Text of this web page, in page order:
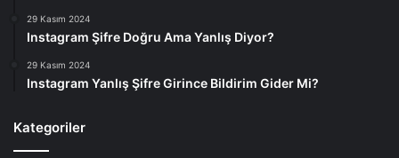
29 Kasım 2024
Instagram Şifre Doğru Ama Yanlış Diyor?
29 Kasım 2024
Instagram Yanlış Şifre Girince Bildirim Gider Mi?
Kategoriler